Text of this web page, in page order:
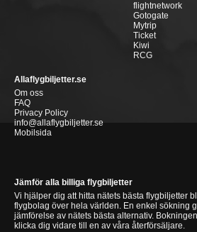
flightnetwork
Gotogate
Mytrip
Ticket
Kiwi
RCG
Allaflygbiljetter.se
Om oss
FAQ
Privacy Policy
info@allaflygbiljetter.se
Mobilsida
Jämför alla billiga flygbiljetter
Vi hjälper dig att hitta nätets bästa flygbiljetter
flygbolag över hela världen. En enkel sökning
jämförelse av nätets bästa alternativ.
klicka dig vidare till en av våra återförsäljare.